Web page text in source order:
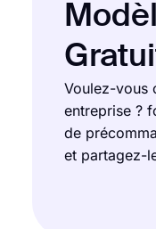
Voulez-vous
entreprise ?
de
et partagez-